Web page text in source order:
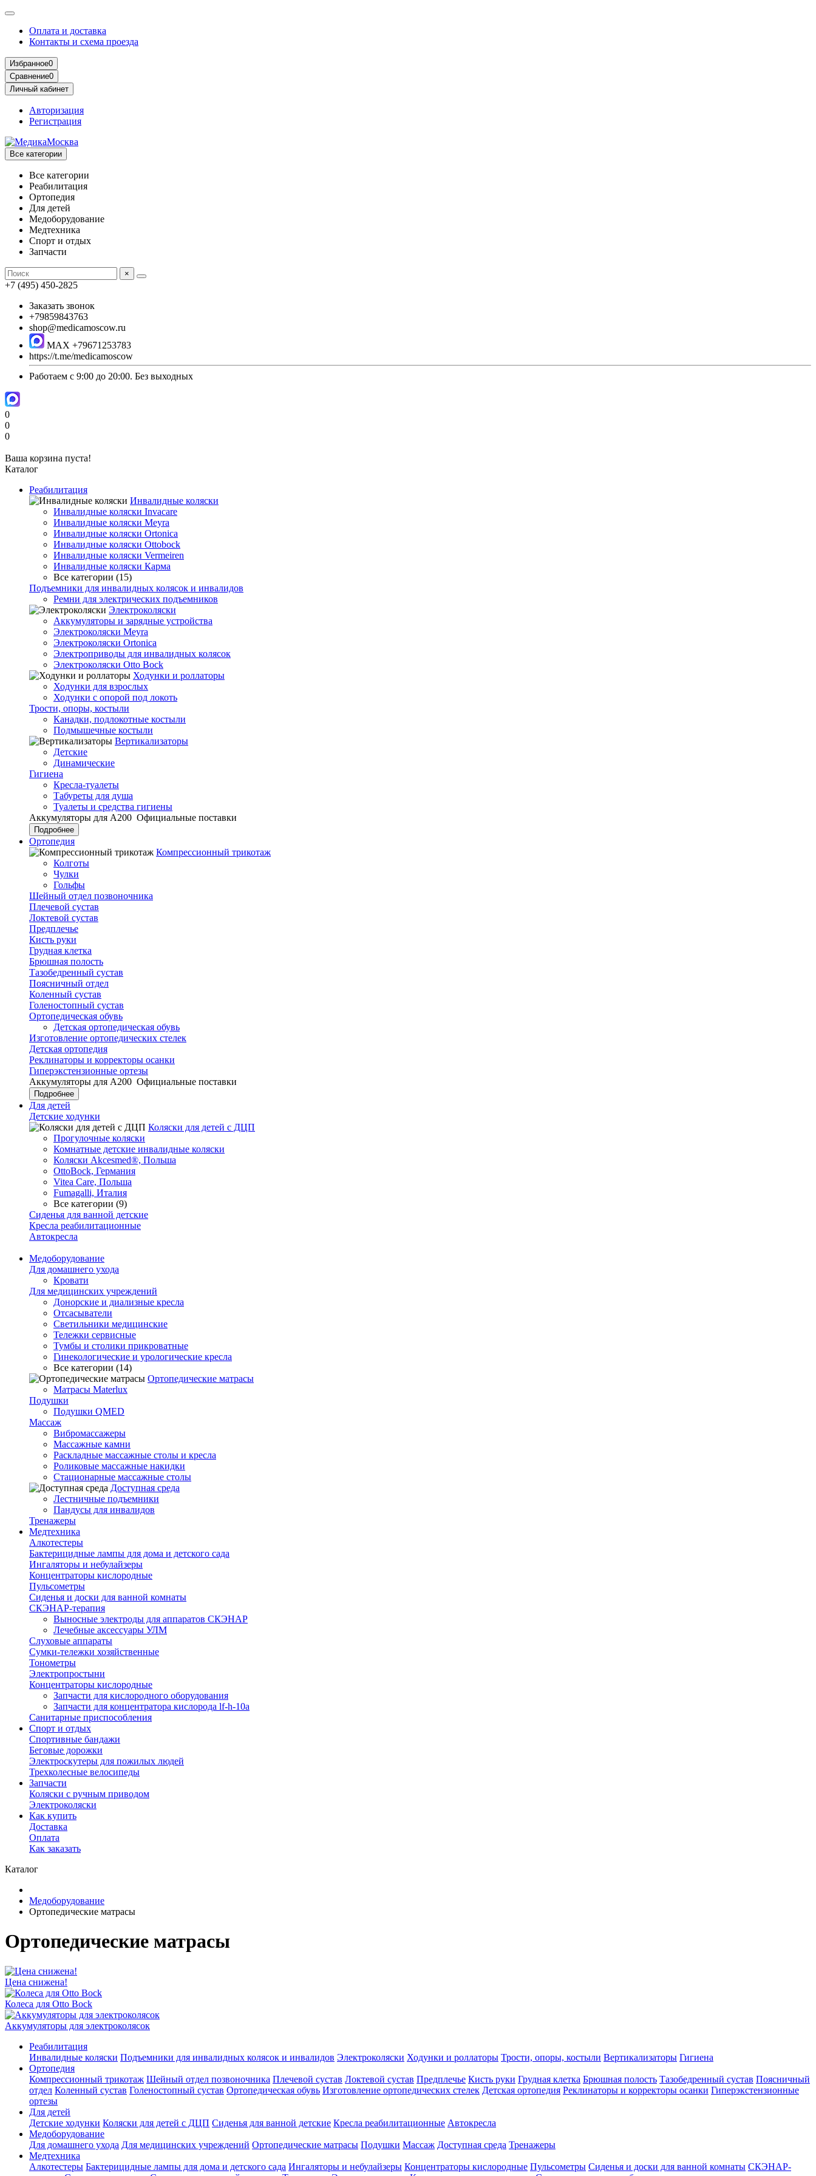
Оплата и доставка
Контакты и схема проезда
Избранное0
Сравнение0
Личный кабинет
Авторизация
Регистрация
Все категории
Все категории
Реабилитация
Ортопедия
Для детей
Медоборудование
Mедтехника
Спорт и отдых
Запчасти
×
+7 (495) 450-2825
Заказать звонок
+79859843763
shop@medicamoscow.ru
MAX +79671253783
https://t.me/medicamoscow
Работаем с 9:00 до 20:00. Без выходных
0
0
0
Ваша корзина пуста!
Каталог
Реабилитация
Инвалидные коляски
Инвалидные коляски Invacare
Инвалидные коляски Meyra
Инвалидные коляски Ortonica
Инвалидные коляски Ottobock
Инвалидные коляски Vermeiren
Инвалидные коляски Карма
Все категории (15)
Подъемники для инвалидных колясок и инвалидов
Ремни для электрических подъемников
Электроколяски
Аккумуляторы и зарядные устройства
Электроколяски Meyra
Электроколяски Ortonica
Электроприводы для инвалидных колясок
Электроколяски Otto Bock
Ходунки и роллаторы
Ходунки для взрослых
Ходунки с опорой под локоть
Трости, опоры, костыли
Канадки, подлокотные костыли
Подмышечные костыли
Вертикализаторы
Детские
Динамические
Гигиена
Кресла-туалеты
Табуреты для душа
Туалеты и средства гигиены
Аккумуляторы для А200 Официальные поставки
Подробнее
Ортопедия
Компрессионный трикотаж
Колготы
Чулки
Гольфы
Шейный отдел позвоночника
Плечевой сустав
Локтевой сустав
Предплечье
Кисть руки
Грудная клетка
Брюшная полость
Тазобедренный сустав
Поясничный отдел
Коленный сустав
Голеностопный сустав
Ортопедическая обувь
Детская ортопедическая обувь
Изготовление ортопедических стелек
Детская ортопедия
Реклинаторы и корректоры осанки
Гиперэкстензионные ортезы
Аккумуляторы для А200 Официальные поставки
Подробнее
Для детей
Детские ходунки
Коляски для детей с ДЦП
Прогулочные коляски
Комнатные детские инвалидные коляски
Коляски Akcesmed®, Польша
OttoBock, Германия
Vitea Care, Польша
Fumagalli, Италия
Все категории (9)
Сиденья для ванной детские
Кресла реабилитационные
Автокресла
Медоборудование
Для домашнего ухода
Кровати
Для медицинских учреждений
Донорские и диализные кресла
Отсасыватели
Светильники медицинские
Тележки сервисные
Тумбы и столики прикроватные
Гинекологические и урологические кресла
Все категории (14)
Ортопедические матрасы
Матрасы Materlux
Подушки
Подушки QMED
Массаж
Вибромассажеры
Массажные камни
Раскладные массажные столы и кресла
Роликовые массажные накидки
Стационарные массажные столы
Доступная среда
Лестничные подъемники
Пандусы для инвалидов
Тренажеры
Mедтехника
Алкотестеры
Бактерицидные лампы для дома и детского сада
Ингаляторы и небулайзеры
Концентраторы кислородные
Пульсометры
Сиденья и доски для ванной комнаты
СКЭНАР-терапия
Выносные электроды для аппаратов СКЭНАР
Лечебные аксессуары УЛМ
Слуховые аппараты
Сумки-тележки хозяйственные
Тонометры
Электропростыни
Концентраторы кислородные
Запчасти для кислородного оборудования
Запчасти для концентратора кислорода lf-h-10a
Санитарные приспособления
Спорт и отдых
Спортивные бандажи
Беговые дорожки
Электроскутеры для пожилых людей
Трехколесные велосипеды
Запчасти
Коляски с ручным приводом
Электроколяски
Как купить
Доставка
Оплата
Как заказать
Каталог
Медоборудование
Ортопедические матрасы
Ортопедические матрасы
Цена снижена!
Колеса для Otto Bock
Аккумуляторы для электроколясок
Реабилитация
Инвалидные коляски Подъемники для инвалидных колясок и инвалидов Электроколяски Ходунки и роллаторы Трости, опоры, костыли Вертикализаторы Гигиена
Ортопедия
Компрессионный трикотаж Шейный отдел позвоночника Плечевой сустав Локтевой сустав Предплечье Кисть руки Грудная клетка Брюшная полость Тазобедренный сустав Поясничный
отдел Коленный сустав Голеностопный сустав Ортопедическая обувь Изготовление ортопедических стелек Детская ортопедия Реклинаторы и корректоры осанки Гиперэкстензионные
ортезы
Для детей
Детские ходунки Коляски для детей с ДЦП Сиденья для ванной детские Кресла реабилитационные Автокресла
Медоборудование
Для домашнего ухода Для медицинских учреждений Ортопедические матрасы Подушки Массаж Доступная среда Тренажеры
Mедтехника
Алкотестеры Бактерицидные лампы для дома и детского сада Ингаляторы и небулайзеры Концентраторы кислородные Пульсометры Сиденья и доски для ванной комнаты СКЭНАР-